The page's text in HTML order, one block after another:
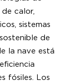
calor,
sistemas
de
la nave está
fósiles. Los